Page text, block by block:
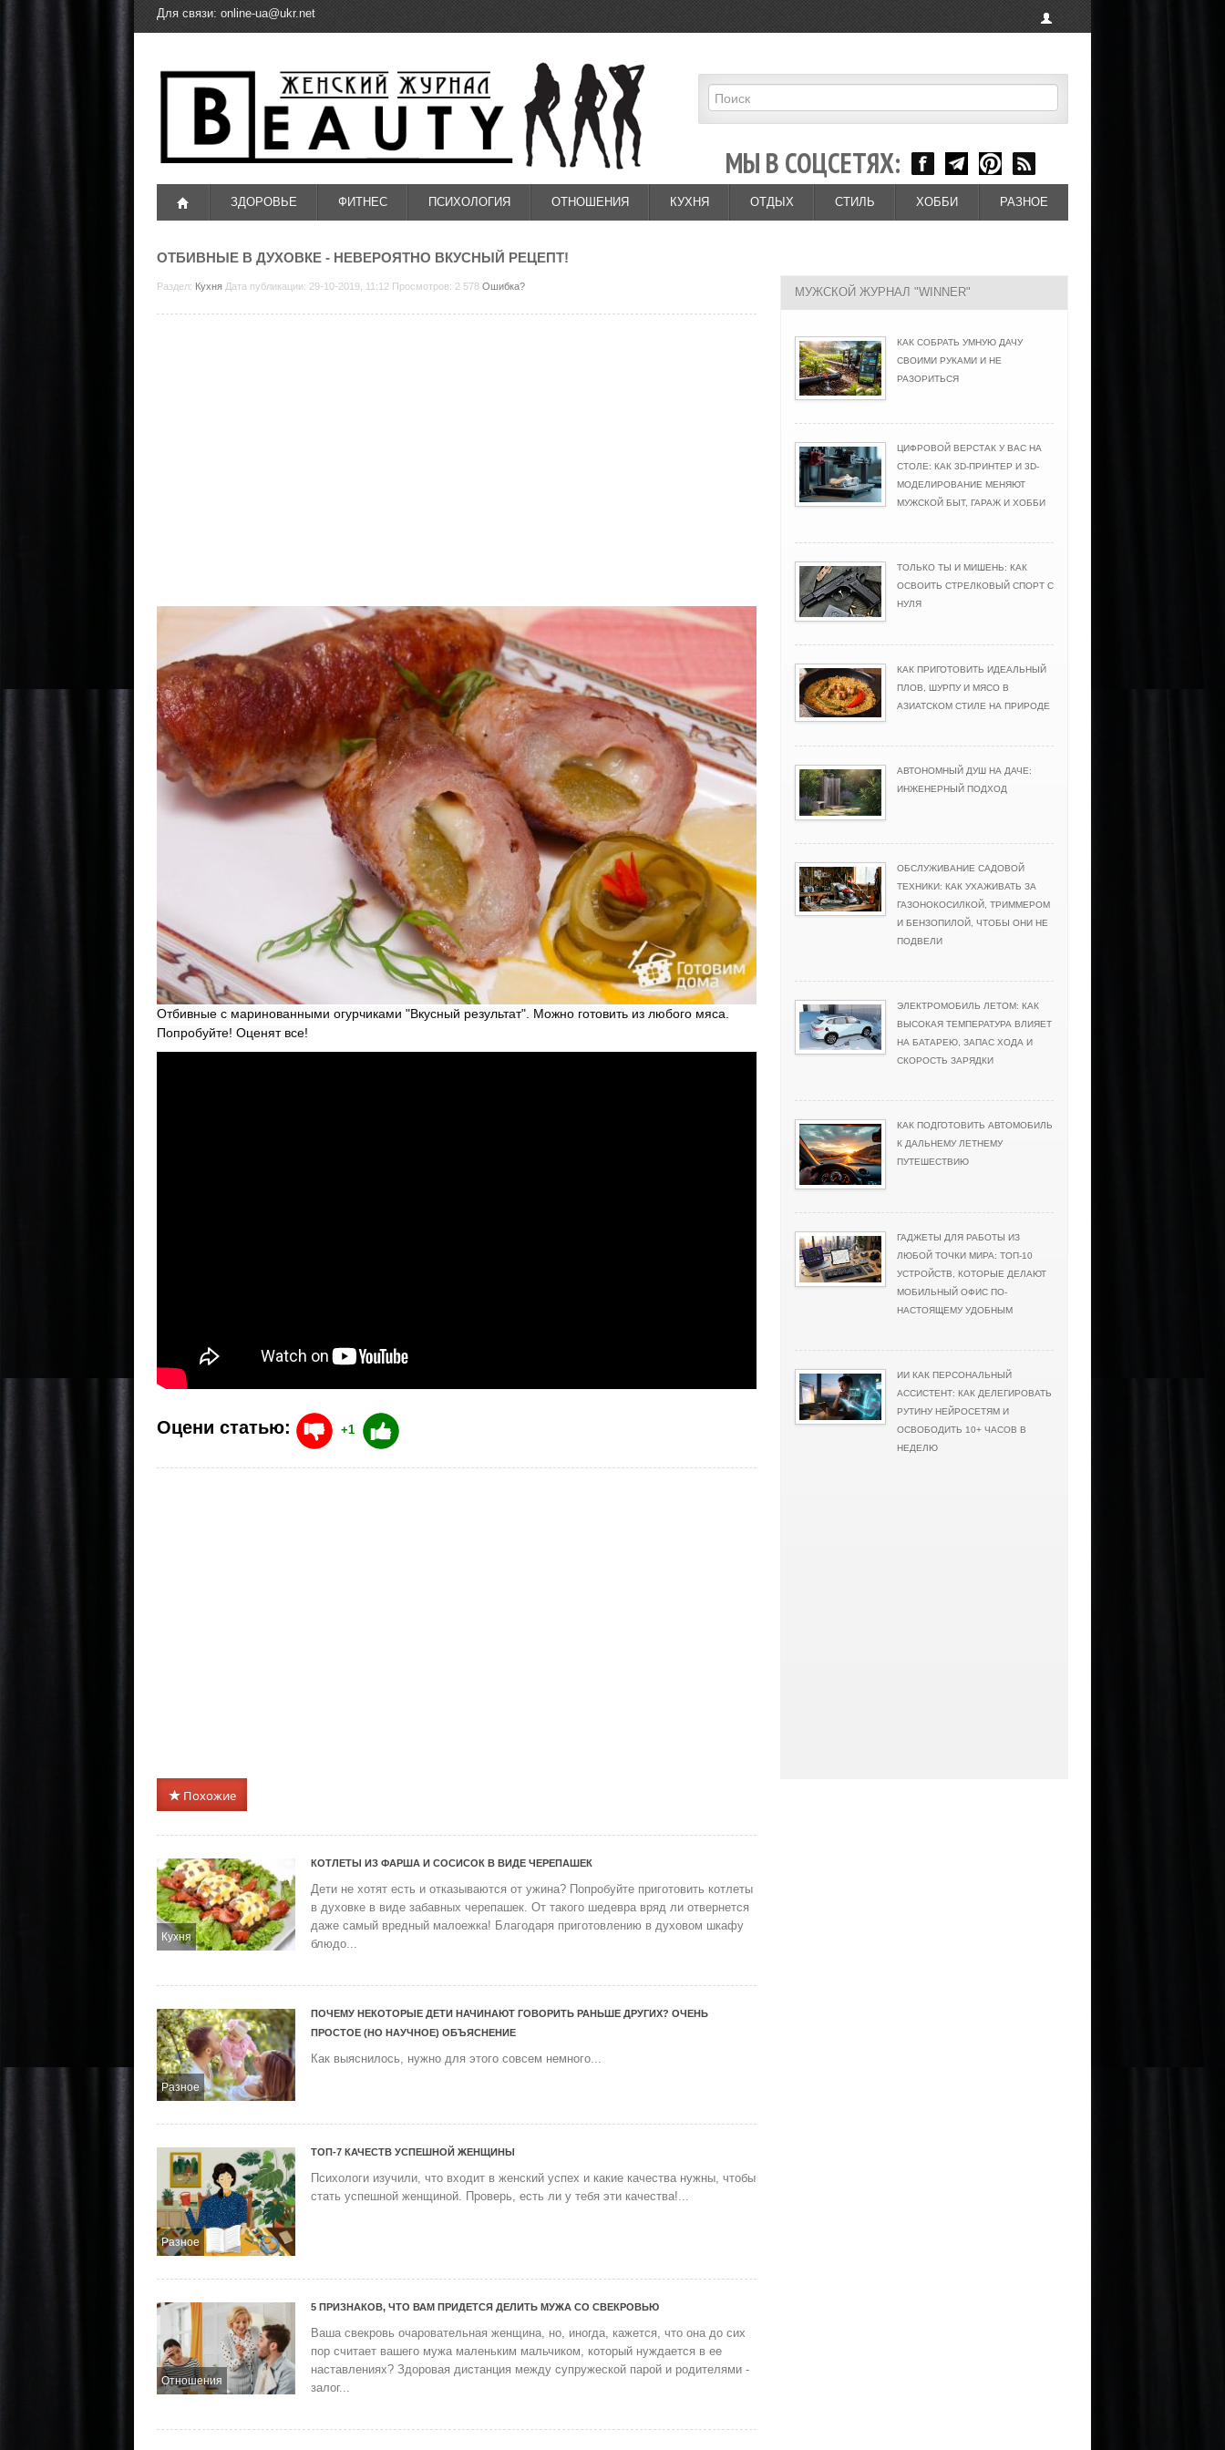
Для связи: online-ua@ukr.net
МЫ В СОЦСЕТЯХ:
ЗДОРОВЬЕ ФИТНЕС ПСИХОЛОГИЯ ОТНОШЕНИЯ КУХНЯ ОТДЫХ СТИЛЬ ХОББИ РАЗНОЕ
ОТБИВНЫЕ В ДУХОВКЕ - НЕВЕРОЯТНО ВКУСНЫЙ РЕЦЕПТ!
Раздел: Кухня Дата публикации: 29-10-2019, 11:12 Просмотров: 2 578 Ошибка?
Отбивные с маринованными огурчиками "Вкусный результат". Можно готовить из любого мяса.
Попробуйте! Оценят все!
Оцени статью: +1
Похожие
Кухня
КОТЛЕТЫ ИЗ ФАРША И СОСИСОК В ВИДЕ ЧЕРЕПАШЕК
Дети не хотят есть и отказываются от ужина? Попробуйте приготовить котлеты
в духовке в виде забавных черепашек. От такого шедевра вряд ли отвернется
даже самый вредный малоежка! Благодаря приготовлению в духовом шкафу
блюдо...
Разное
ПОЧЕМУ НЕКОТОРЫЕ ДЕТИ НАЧИНАЮТ ГОВОРИТЬ РАНЬШЕ ДРУГИХ? ОЧЕНЬ
ПРОСТОЕ (НО НАУЧНОЕ) ОБЪЯСНЕНИЕ
Как выяснилось, нужно для этого совсем немного...
Разное
ТОП-7 КАЧЕСТВ УСПЕШНОЙ ЖЕНЩИНЫ
Психологи изучили, что входит в женский успех и какие качества нужны, чтобы
стать успешной женщиной. Проверь, есть ли у тебя эти качества!...
Отношения
5 ПРИЗНАКОВ, ЧТО ВАМ ПРИДЕТСЯ ДЕЛИТЬ МУЖА СО СВЕКРОВЬЮ
Ваша свекровь очаровательная женщина, но, иногда, кажется, что она до сих
пор считает вашего мужа маленьким мальчиком, который нуждается в ее
наставлениях? Здоровая дистанция между супружеской парой и родителями -
залог...
МУЖСКОЙ ЖУРНАЛ "WINNER"
КАК СОБРАТЬ УМНУЮ ДАЧУ
СВОИМИ РУКАМИ И НЕ
РАЗОРИТЬСЯ
ЦИФРОВОЙ ВЕРСТАК У ВАС НА
СТОЛЕ: КАК 3D-ПРИНТЕР И 3D-
МОДЕЛИРОВАНИЕ МЕНЯЮТ
МУЖСКОЙ БЫТ, ГАРАЖ И ХОББИ
ТОЛЬКО ТЫ И МИШЕНЬ: КАК
ОСВОИТЬ СТРЕЛКОВЫЙ СПОРТ С
НУЛЯ
КАК ПРИГОТОВИТЬ ИДЕАЛЬНЫЙ
ПЛОВ, ШУРПУ И МЯСО В
АЗИАТСКОМ СТИЛЕ НА ПРИРОДЕ
АВТОНОМНЫЙ ДУШ НА ДАЧЕ:
ИНЖЕНЕРНЫЙ ПОДХОД
ОБСЛУЖИВАНИЕ САДОВОЙ
ТЕХНИКИ: КАК УХАЖИВАТЬ ЗА
ГАЗОНОКОСИЛКОЙ, ТРИММЕРОМ
И БЕНЗОПИЛОЙ, ЧТОБЫ ОНИ НЕ
ПОДВЕЛИ
ЭЛЕКТРОМОБИЛЬ ЛЕТОМ: КАК
ВЫСОКАЯ ТЕМПЕРАТУРА ВЛИЯЕТ
НА БАТАРЕЮ, ЗАПАС ХОДА И
СКОРОСТЬ ЗАРЯДКИ
КАК ПОДГОТОВИТЬ АВТОМОБИЛЬ
К ДАЛЬНЕМУ ЛЕТНЕМУ
ПУТЕШЕСТВИЮ
ГАДЖЕТЫ ДЛЯ РАБОТЫ ИЗ
ЛЮБОЙ ТОЧКИ МИРА: ТОП-10
УСТРОЙСТВ, КОТОРЫЕ ДЕЛАЮТ
МОБИЛЬНЫЙ ОФИС ПО-
НАСТОЯЩЕМУ УДОБНЫМ
ИИ КАК ПЕРСОНАЛЬНЫЙ
АССИСТЕНТ: КАК ДЕЛЕГИРОВАТЬ
РУТИНУ НЕЙРОСЕТЯМ И
ОСВОБОДИТЬ 10+ ЧАСОВ В
НЕДЕЛЮ